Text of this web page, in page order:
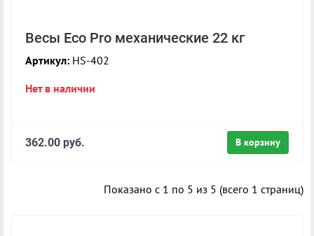
Весы Eco Pro механические 22 кг
Артикул: HS-402
Нет в наличии
В корзину
362.00 руб.
Показано с 1 по 5 из 5 (всего 1 страниц)